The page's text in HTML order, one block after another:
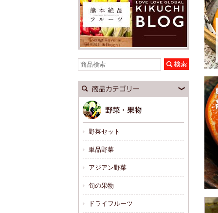
野菜セット
単品野菜
アジアン野菜
旬の果物
ドライフルーツ